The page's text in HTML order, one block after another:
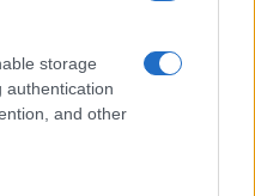
storage
authentication
and other